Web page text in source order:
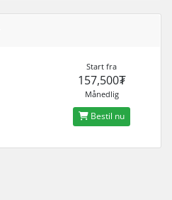
Start fra
157,500₮
Månedlig
Bestil nu